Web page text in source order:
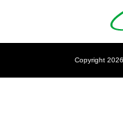
Copyright